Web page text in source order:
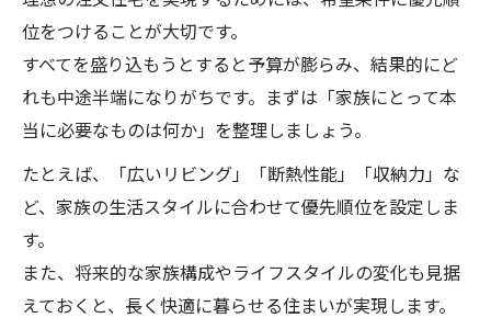
位をつけることが大切です。
すべてを盛り込もうとすると予算が膨らみ、結果的にど
れも中途半端になりがちです。まずは「家族にとって本
当に必要なものは何か」を整理しましょう。
たとえば、「広いリビング」「断熱性能」「収納力」な
ど、家族の生活スタイルに合わせて優先順位を設定しま
す。
また、将来的な家族構成やライフスタイルの変化も見据
えておくと、長く快適に暮らせる住まいが実現します。